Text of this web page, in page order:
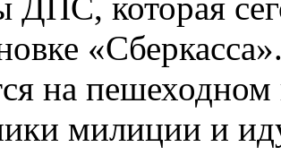
которая
на пешеходном
милиции и